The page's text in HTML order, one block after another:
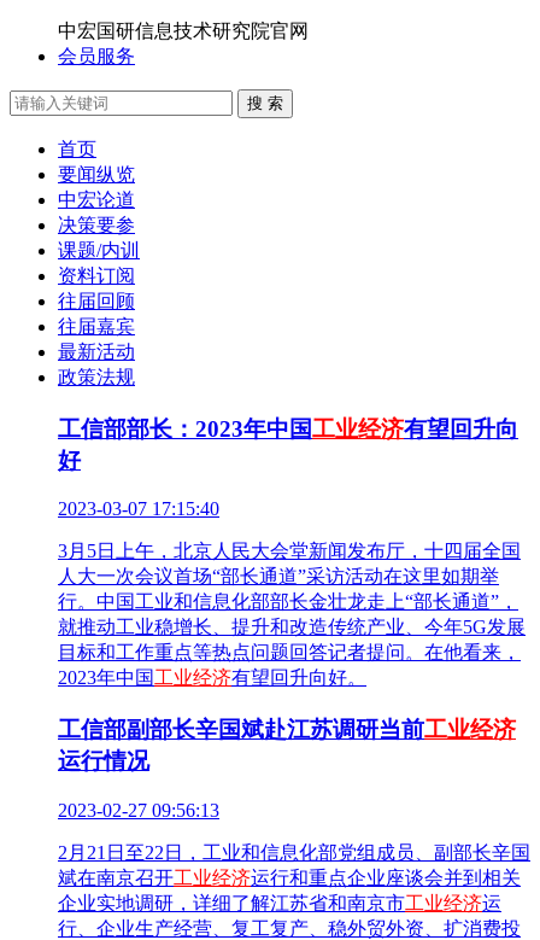
中宏国研信息技术研究院官网
会员服务
搜 索
首页
要闻纵览
中宏论道
决策要参
课题/内训
资料订阅
往届回顾
往届嘉宾
最新活动
政策法规
工信部部长：2023年中国工业经济有望回升向
好
2023-03-07 17:15:40
3月5日上午，北京人民大会堂新闻发布厅，十四届全国
人大一次会议首场“部长通道”采访活动在这里如期举
行。中国工业和信息化部部长金壮龙走上“部长通道”，
就推动工业稳增长、提升和改造传统产业、今年5G发展
目标和工作重点等热点问题回答记者提问。在他看来，
2023年中国工业经济有望回升向好。
工信部副部长辛国斌赴江苏调研当前工业经济
运行情况
2023-02-27 09:56:13
​2月21日至22日，工业和信息化部党组成员、副部长辛国
斌在南京召开工业经济运行和重点企业座谈会并到相关
企业实地调研，详细了解江苏省和南京市工业经济运
行、企业生产经营、复工复产、稳外贸外资、扩消费投